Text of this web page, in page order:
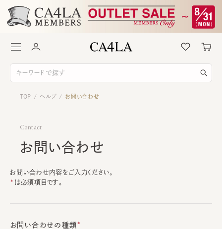
TOP / ヘルプ / お問い合わせ
Contact
お問い合わせ
お問い合わせ内容をご入力ください。
は必須項目です。
お問い合わせの種類